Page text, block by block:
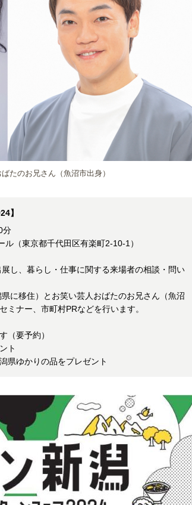
たのお兄さん（魚沼市出身）
】
分
（東京都千代田区有楽町2-10-1）
し、暮らし・仕事に関する来場者の相談・問い
に移住）とお笑い芸人おばたのお兄さん（魚沼
ミナー、市町村PRなどを行います。
（要予約）
ト
県ゆかりの品をプレゼント